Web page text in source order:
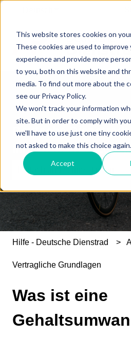
This website stores cookies on
These cookies are used to
experience and provide more
to you, both on this website and
media. To find out more about the
see our Privacy Policy.
We won't track your information
site. But in order to comply with
we'll have to use just one tiny
not asked to make this choice again.
Accept
Untermenü für
Deutsche
Ihre Dienstrad-
Es gibt keine Vorschläge, da
Hilfe - Deutsche Dienstrad
Vertragliche Grundlagen
Was ist eine